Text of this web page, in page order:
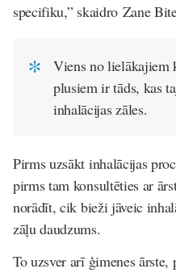
specifiku,” skaidro Zane
Viens no lielākajiem
plusiem ir tāds, kas
inhalācijas zāles.
Pirms uzsākt inhalācijas
pirms tam konsultēties ar
norādīt, cik bieži jāveic
zāļu daudzums.
To uzsver arī ģimenes